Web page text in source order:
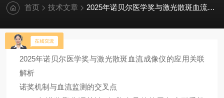
首页 技术文章 2025年诺贝尔医学奖与激光散斑血流成像仪的应用关联解析
2025年诺贝尔医学奖与激光散斑血流成像仪的应用关联
解析
诺奖机制与血流监测的交叉点